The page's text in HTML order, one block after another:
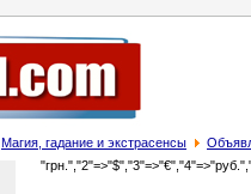
Магия, гадание и экстрасенсы